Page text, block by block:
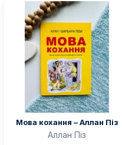
Мова кохання – Аллан Піз
Аллан Піз